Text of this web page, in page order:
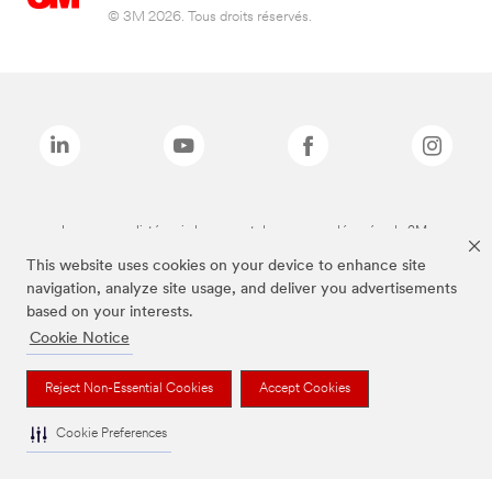
This website uses cookies on your device to enhance site
navigation, analyze site usage, and deliver you advertisements
based on your interests.
Cookie Notice
Reject Non-Essential Cookies Accept Cookies
Cookie Preferences
© 3M 2026. Tous droits réservés.
Les marques listées ci-dessus sont des marques déposées de 3M.